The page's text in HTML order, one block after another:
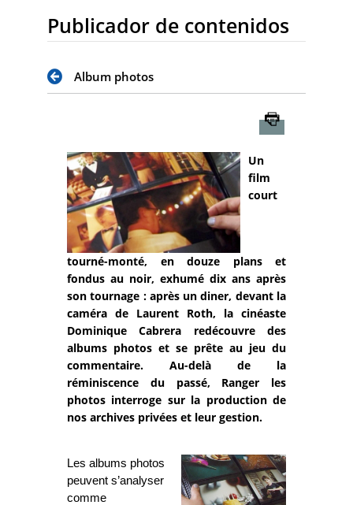
Publicador de contenidos
Album photos
Un
film
court
tourné-monté, en douze plans et
fondus au noir, exhumé dix ans après
son tournage : après un diner, devant la
caméra de Laurent Roth, la cinéaste
Dominique Cabrera redécouvre des
albums photos et se prête au jeu du
commentaire. Au-delà de la
réminiscence du passé, Ranger les
photos interroge sur la production de
nos archives privées et leur gestion.
Les albums photos
peuvent s’analyser
comme